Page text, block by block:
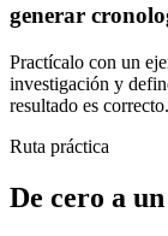
generar
Practícalo con un
investigación y
resultado es correcto.
Ruta práctica
De cero a